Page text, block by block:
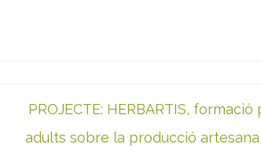
PROJECTE: HERBARTIS, formació
adults sobre la producció